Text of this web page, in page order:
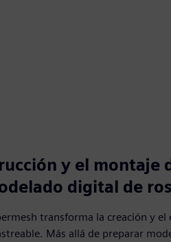
y el montaje
digital de
transforma la creación y
Más allá de preparar